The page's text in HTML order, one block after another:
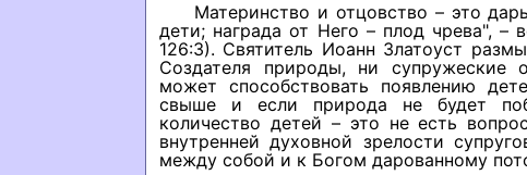
Материнство и отцовство – это
дети; награда от Него – плод чрева", –
126:3). Святитель Иоанн Златоуст
Создателя природы, ни супружеские
может способствовать появлению
свыше и если природа не будет
количество детей – это не есть
внутренней духовной зрелости
между собой и к Богом дарованному